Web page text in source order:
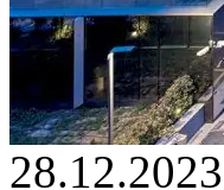
28.12.2023